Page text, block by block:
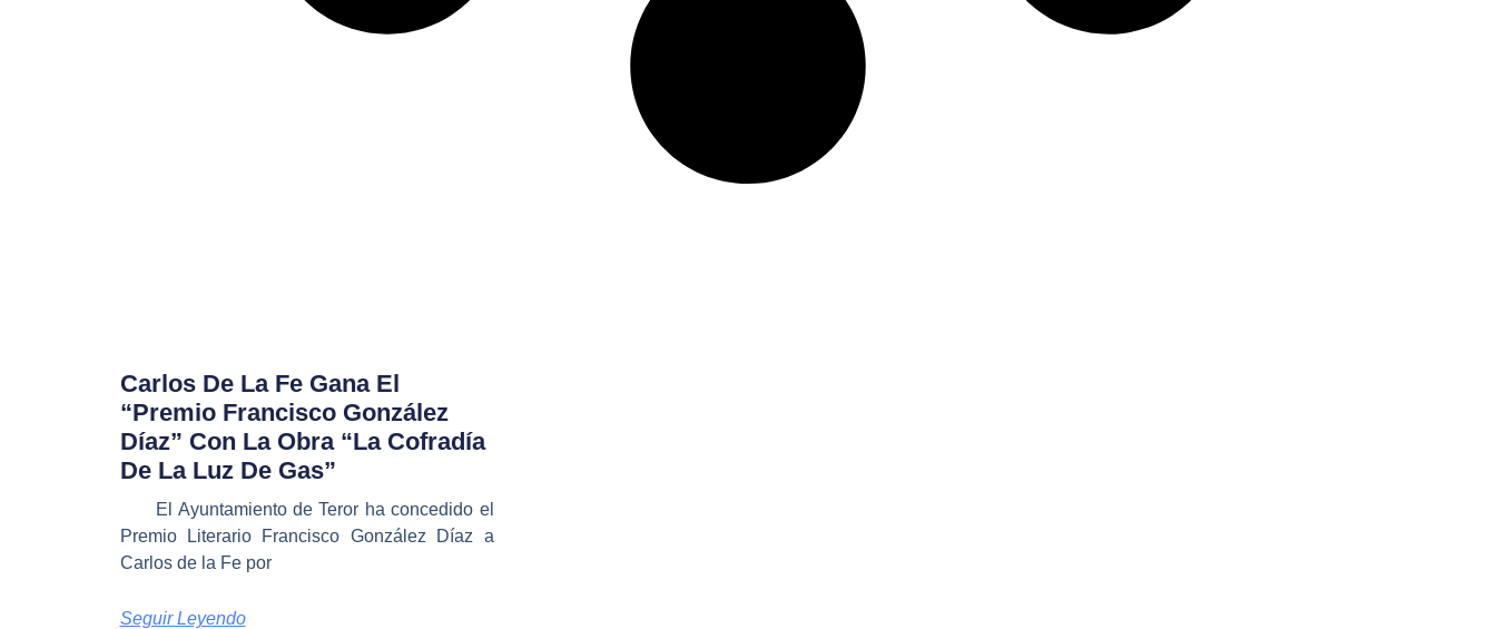
Carlos De La Fe Gana El
“Premio Francisco González
Díaz” Con La Obra “La Cofradía
De La Luz De Gas”
El Ayuntamiento de Teror ha concedido el
Premio Literario Francisco González Díaz a
Carlos de la Fe por
Seguir Leyendo